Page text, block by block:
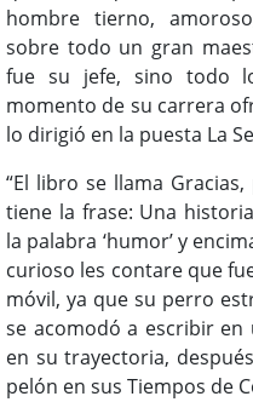
hombre tierno,
sobre todo un gran
fue su jefe, sino todo
momento de su carrera
lo dirigió en la puesta La
“El libro se llama
tiene la frase: Una
la palabra ‘humor’ y
curioso les contare que
móvil, ya que su perro
se acomodó a escribir
en su trayectoria,
pelón en sus Tiempos de